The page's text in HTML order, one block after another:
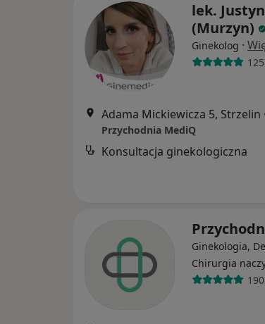
lek.
(Murzyn)
Ginekolog ·
Adama Mickiewicza 5, Strzelin
Przychodnia MediQ
Konsultacja ginekologiczna
Ginekologia,
Chirurgia